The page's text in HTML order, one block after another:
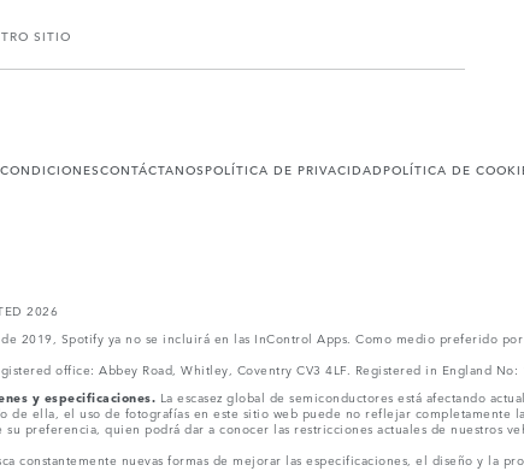
SITIO
CONTÁCTANOSPOLÍTICA DE PRIVACIDADPOLÍTICA DE
2026
2019, Spotify ya no se incluirá en las InControl Apps. Como medio preferido
office: Abbey Road, Whitley, Coventry CV3 4LF. Registered in England No:
y especificaciones. La escasez global de semiconductores está afectando
de ella, el uso de fotografías en este sitio web puede no reflejar
preferencia, quien podrá dar a conocer las restricciones actuales de nuestros
constantemente nuevas formas de mejorar las especificaciones, el diseño y la